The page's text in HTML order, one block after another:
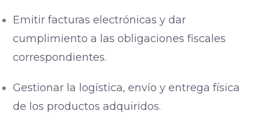
Emitir facturas electrónicas y dar
cumplimiento a las obligaciones fiscales
correspondientes.
Gestionar la logística, envío y entrega física
de los productos adquiridos.